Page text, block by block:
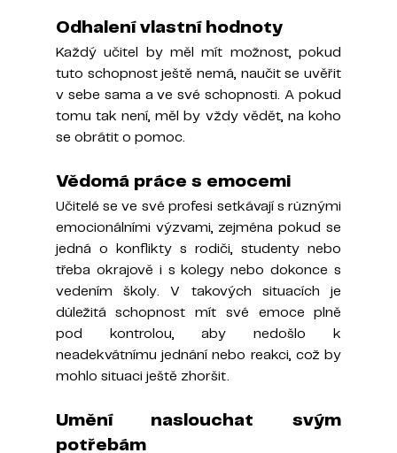
Odhalení vlastní hodnoty
Každý učitel by měl mít možnost, pokud
tuto schopnost ještě nemá, naučit se uvěřit
v sebe sama a ve své schopnosti. A pokud
tomu tak není, měl by vždy vědět, na koho
se obrátit o pomoc.
Vědomá práce s emocemi
Učitelé se ve své profesi setkávají s různými
emocionálními výzvami, zejména pokud se
jedná o konflikty s rodiči, studenty nebo
třeba okrajově i s kolegy nebo dokonce s
vedením školy. V takových situacích je
důležitá schopnost mít své emoce plně
pod kontrolou, aby nedošlo k
neadekvátnímu jednání nebo reakci, což by
mohlo situaci ještě zhoršit.
Umění naslouchat svým
potřebám